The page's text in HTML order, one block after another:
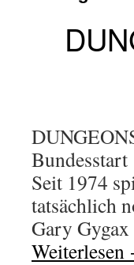
Seit 1974
tatsächlich
Gary
Weiterlesen